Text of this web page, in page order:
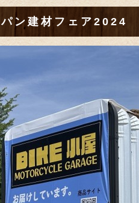
ン建材フェア2024